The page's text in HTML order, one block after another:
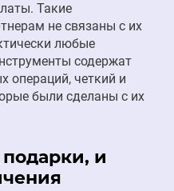
Такие
не связаны с их
любые
содержат
операций, четкий и
были сделаны с их
и